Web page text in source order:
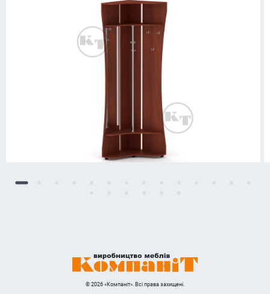
© 2026 «Компаніт». Всі права захищені.